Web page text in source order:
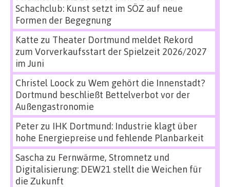
Schachclub: Kunst setzt im SÖZ auf neue
Formen der Begegnung
Katte zu Theater Dortmund meldet Rekord
zum Vorverkaufsstart der Spielzeit 2026/2027
im Juni
Christel Loock zu Wem gehört die Innenstadt?
Dortmund beschließt Bettelverbot vor der
Außengastronomie
Peterzu IHK Dortmund: Industrie klagt über
hohe Energiepreise und fehlende Planbarkeit
Sascha zu Fernwärme, Stromnetz und
Digitalisierung: DEW21 stellt die Weichen für
die Zukunft